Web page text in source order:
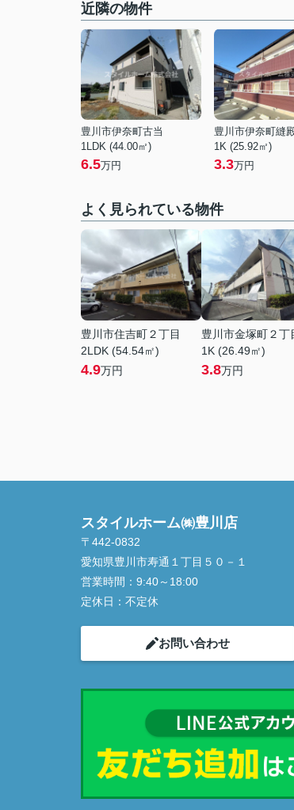
近隣の物件
豊川市伊奈町古当
1LDK (44.00㎡)
6.5万円
豊川市伊奈町縫
1K (25.92㎡)
3.3万円
よく見られている物件
豊川市住吉町２丁目
2LDK (54.54㎡)
4.9万円
豊川市金塚町２丁
1K (26.49㎡)
3.8万円
スタイルホーム㈱豊川店
〒442-0832
愛知県豊川市寿通１丁目５０－１
営業時間： 9:40～18:00
定休日： 不定休
お問い合わせ